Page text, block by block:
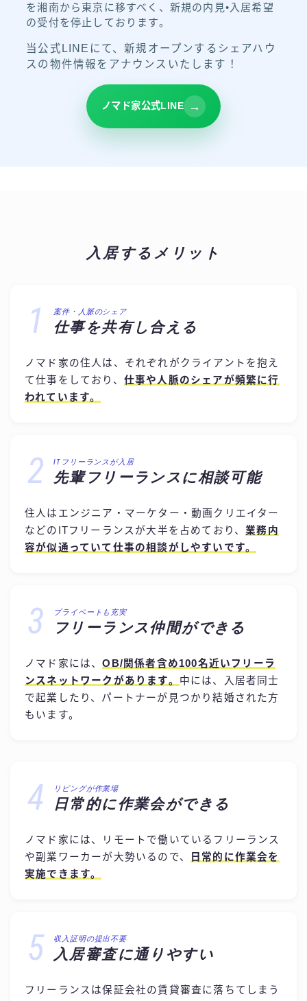
を湘南から東京に移すべく、新規の内見•入居希望
の受付を停止しております。
当公式LINEにて、新規オープンするシェアハウ
スの物件情報をアナウンスいたします！
ノマド家公式LINE
入居するメリット
1 案件・人脈のシェア
仕事を共有し合える
ノマド家の住人は、それぞれがクライアントを抱え
て仕事をしており、 仕事や人脈のシェアが頻繁に行
われています。
2 ITフリーランスが入居
先輩フリーランスに相談可能
住人はエンジニア・マーケター・動画クリエイター
などのITフリーランスが大半を占めており、業務内
容が似通っていて仕事の相談がしやすいです。
3 プライベートも充実
フリーランス仲間ができる
ノマド家には、OB/関係者含め100名近いフリーラ
ンスネットワークがあります。 中には、入居者同士
で起業したり、パートナーが見つかり結婚された方
もいます。
4 リビングが作業場
日常的に作業会ができる
ノマド家には、リモートで働いているフリーランス
や副業ワーカーが大勢いるので、
日常的に作業会を
実施できます。
5 収入証明の提出不要
入居審査に通りやすい
フリーランスは保証会社の賃貸審査に落ちてしまう